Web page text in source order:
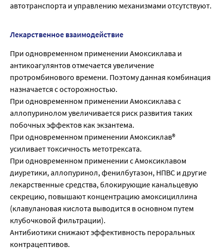
автотранспорта и управлению механизмами отсутствуют.
Лекарственное взаимодействие
При одновременном применении Амоксиклава и
антикоагулянтов отмечается увеличение
протромбинового времени. Поэтому данная комбинация
назначается с осторожностью.
При одновременном применении Амоксиклава с
аллопуринолом увеличивается риск развития таких
побочных эффектов как экзантема.
При одновременном применении Амоксиклав®
усиливает токсичность метотрексата.
При одновременном применении с Амоксиклавом
диуретики, аллопуринол, фенилбутазон, НПВС и другие
лекарственные средства, блокирующие канальцевую
секрецию, повышают концентрацию амоксициллина
(клавулановая кислота выводится в основном путем
клубочковой фильтрации).
Антибиотики снижают эффективность пероральных
контрацептивов.